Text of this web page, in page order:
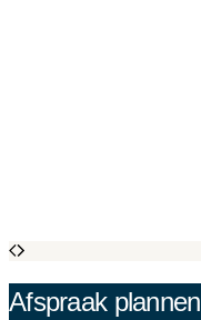
Afspraak plannen